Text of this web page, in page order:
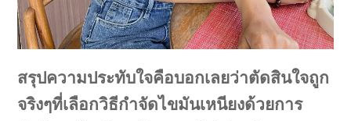
สรุปความประทับใจคือบอกเลยว่าตัดสินใจถูก
จริงๆที่เลือกวิธีกำจัดไขมันเหนียงด้วยการ